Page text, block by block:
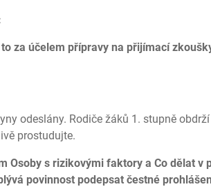
za účelem přípravy na přijímací
odeslány. Rodiče žáků 1. stupně
prostudujte.
Osoby s rizikovými faktory a Co dělat v
povinnost podepsat čestné